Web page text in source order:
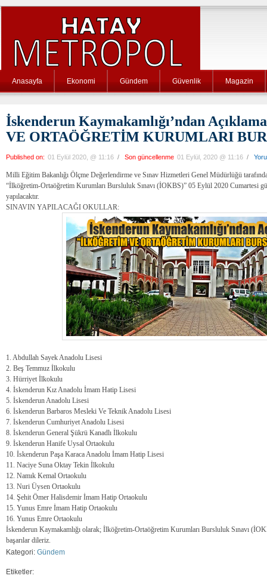
Anasayfa Ekonomi Gündem Güvenlik Magazin
İskenderun Kaymakamlığı’ndan
VE ORTAÖĞRETİM KURUMLARI
Published on: 01 Eylül 2020, @ 11:16 / Son güncellenme 01 Eylül, 2020 @ 11:16 /
Milli Eğitim Bakanlığı Ölçme Değerlendirme ve Sınav Hizmetleri Genel Müdürlüğü
“İlköğretim-Ortaöğretim Kurumları Bursluluk Sınavı (İOKBS)” 05 Eylül 2020 Cumartesi
yapılacaktır.
SINAVIN YAPILACAĞI OKULLAR:
1. Abdullah Sayek Anadolu Lisesi
2. Beş Temmuz İlkokulu
3. Hürriyet İlkokulu
4. İskenderun Kız Anadolu İmam Hatip Lisesi
5. İskenderun Anadolu Lisesi
6. İskenderun Barbaros Mesleki Ve Teknik Anadolu Lisesi
7. İskenderun Cumhuriyet Anadolu Lisesi
8. İskenderun General Şükrü Kanadlı İlkokulu
9. İskenderun Hanife Uysal Ortaokulu
10. İskenderun Paşa Karaca Anadolu İmam Hatip Lisesi
11. Naciye Suna Oktay Tekin İlkokulu
12. Namık Kemal Ortaokulu
13. Nuri Üysen Ortaokulu
14. Şehit Ömer Halisdemir İmam Hatip Ortaokulu
15. Yunus Emre İmam Hatip Ortaokulu
16. Yunus Emre Ortaokulu
İskenderun Kaymakamlığı olarak; İlköğretim-Ortaöğretim Kurumları Bursluluk Sınavı
başarılar dileriz.
Kategori: Gündem
Etiketler: